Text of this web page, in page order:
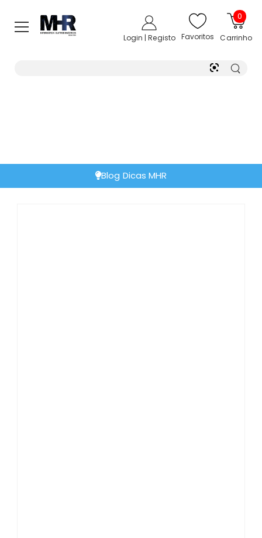
Login | Registo Favoritos
0
Carrinho
Blog Dicas MHR